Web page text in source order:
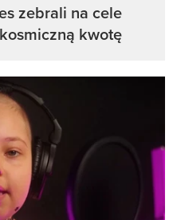
zebrali na cele
kwotę